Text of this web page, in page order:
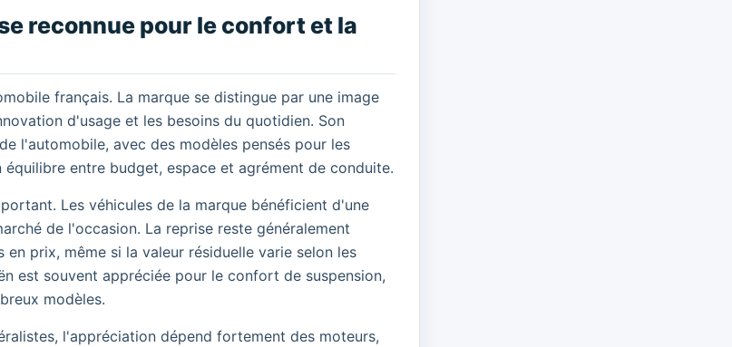
reconnue pour le confort et la
français. La marque se distingue par une image
d'usage et les besoins du quotidien. Son
l'automobile, avec des modèles pensés pour les
entre budget, espace et agrément de conduite.
Les véhicules de la marque bénéficient d'une
de l'occasion. La reprise reste généralement
prix, même si la valeur résiduelle varie selon les
est souvent appréciée pour le confort de suspension,
modèles.
l'appréciation dépend fortement des moteurs,